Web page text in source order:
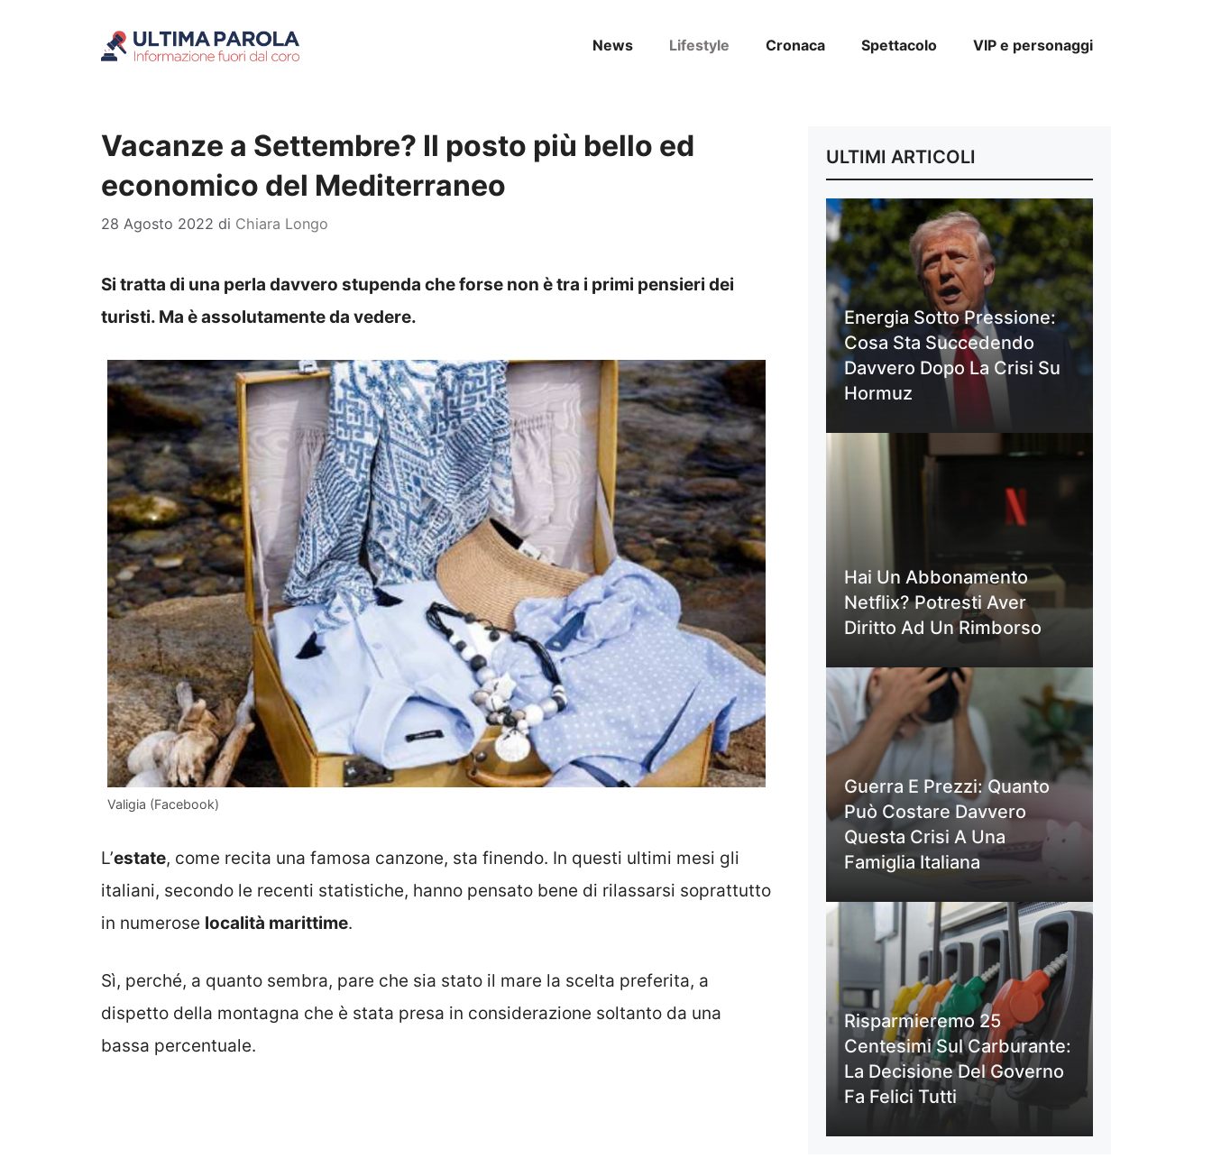
News Lifestyle Cronaca Spettacolo VIP e personaggi
Vacanze a Settembre? Il posto più bello ed
economico del Mediterraneo
28 Agosto 2022 di Chiara Longo
Si tratta di una perla davvero stupenda che forse non è tra i primi pensieri dei
turisti. Ma è assolutamente da vedere.
Valigia (Facebook)
L’estate, come recita una famosa canzone, sta finendo. In questi ultimi mesi gli
italiani, secondo le recenti statistiche, hanno pensato bene di rilassarsi soprattutto
in numerose località marittime.
Sì, perché, a quanto sembra, pare che sia stato il mare la scelta preferita, a
dispetto della montagna che è stata presa in considerazione soltanto da una
bassa percentuale.
ULTIMI ARTICOLI
Energia Sotto Pressione:
Cosa Sta Succedendo
Davvero Dopo La Crisi Su
Hormuz
Hai Un Abbonamento
Netflix? Potresti Aver
Diritto Ad Un Rimborso
Guerra E Prezzi: Quanto
Può Costare Davvero
Questa Crisi A Una
Famiglia Italiana
Risparmieremo 25
Centesimi Sul Carburante:
La Decisione Del Governo
Fa Felici Tutti